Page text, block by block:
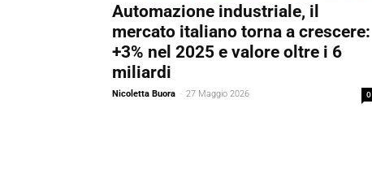
Automazione industriale, il
mercato italiano torna a crescere:
+3% nel 2025 e valore oltre i 6
miliardi
Nicoletta Buora - 27 Maggio 2026 0